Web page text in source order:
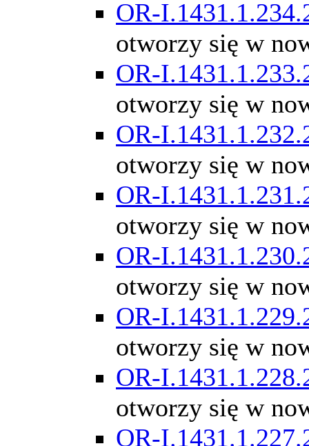
OR-
otworzy się w
OR-
otworzy się w
OR-
otworzy się w
OR-
otworzy się w
OR-
otworzy się w
OR-
otworzy się w
OR-
otworzy się w
OR-